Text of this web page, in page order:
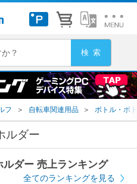
フ ＞ 自転車関連用品 ＞ ボトル・ボ
ルダー
ダー 売上ランキング
全てのランキングを見る